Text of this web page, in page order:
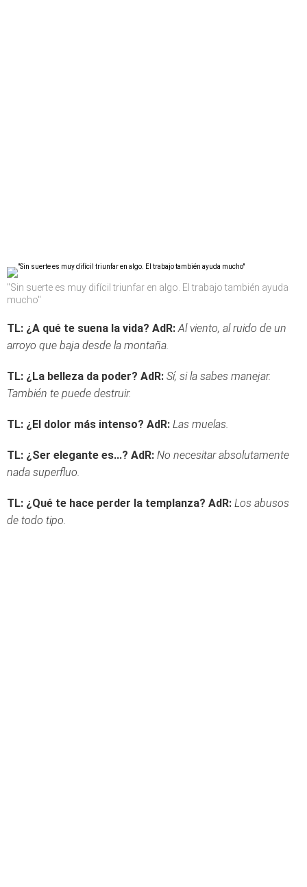
"Sin suerte es muy difícil triunfar en algo. El trabajo también ayuda
mucho"
TL: ¿A qué te suena la vida? AdR: Al viento, al ruido de un
arroyo que baja desde la montaña.
TL: ¿La belleza da poder? AdR: Sí, si la sabes manejar.
También te puede destruir.
TL: ¿El dolor más intenso? AdR: Las muelas.
TL: ¿Ser elegante es...? AdR: No necesitar absolutamente
nada superfluo.
TL: ¿Qué te hace perder la templanza? AdR: Los abusos
de todo tipo.